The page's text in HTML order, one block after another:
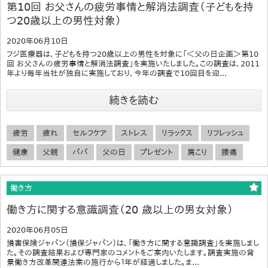
第10回 お父さんの疲労事情と解消法調査（子どもを持
つ20歳以上の男性対象）
2020年06月10日
フジ医療器は、子どもを持つ20歳以上の男性を対象に「＜父の日企画＞第10
回 お父さんの疲労事情と解消法調査」を実施いたしました。この調査は、2011
年より毎年当社が独自に実施しており、今年の調査で10回目を迎...
続きを読む
疲労 疲れ セルフケア ストレス リラックス リフレッシュ
健康 父親 パパ 父の日 プレゼント 肩こり 腰痛
働き方
働き方に関する意識調査（20 歳以上の男女対象）
2020年06月05日
損害保険ジャパン（損保ジャパン）は、「働き方に関する意識調査」を実施しまし
た。その調査結果および専門家のコメントをご案内いたします。調査実施の背
景働き方改革関連法案の施行から１年が経過しました。ま...